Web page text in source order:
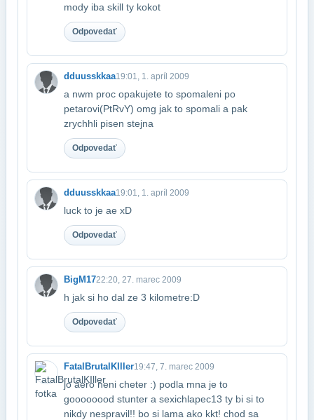
mody iba skill ty kokot
Odpovedať
dduusskkaa19:01, 1. apríl 2009
a nwm proc opakujete to spomaleni po
petarovi(PtRvY) omg jak to spomali a pak​
zrychhli pisen stejna
Odpovedať
dduusskkaa19:01, 1. apríl 2009
luck to je ae xD
Odpovedať
BigM1722:20, 27. marec 2009
h jak si ho dal ze 3 kilometre:D
Odpovedať
FatalBrutalKIller19:47, 7. marec 2009
jo aero neni cheter :) podla mna je to
goooooood stunter a sexichlapec13 ty bi si to​
nikdy nespravil!! bo si lama ako kkt! chod sa